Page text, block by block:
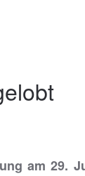
am 29.